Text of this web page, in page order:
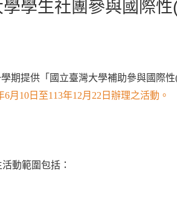
學生社團參與國際
期提供「國立臺灣大學補助參與國際性
月10日至113年12月22日辦理之活動。
動範圍包括：